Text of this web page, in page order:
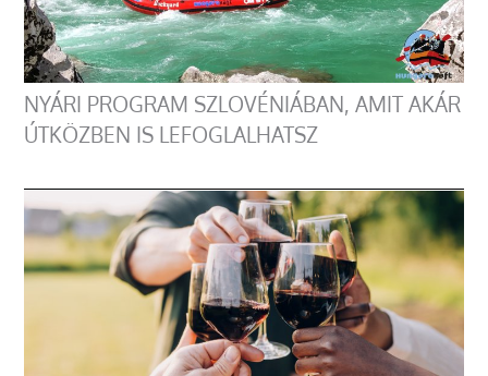
NYÁRI PROGRAM SZLOVÉNIÁBAN, AMIT AKÁR
ÚTKÖZBEN IS LEFOGLALHATSZ